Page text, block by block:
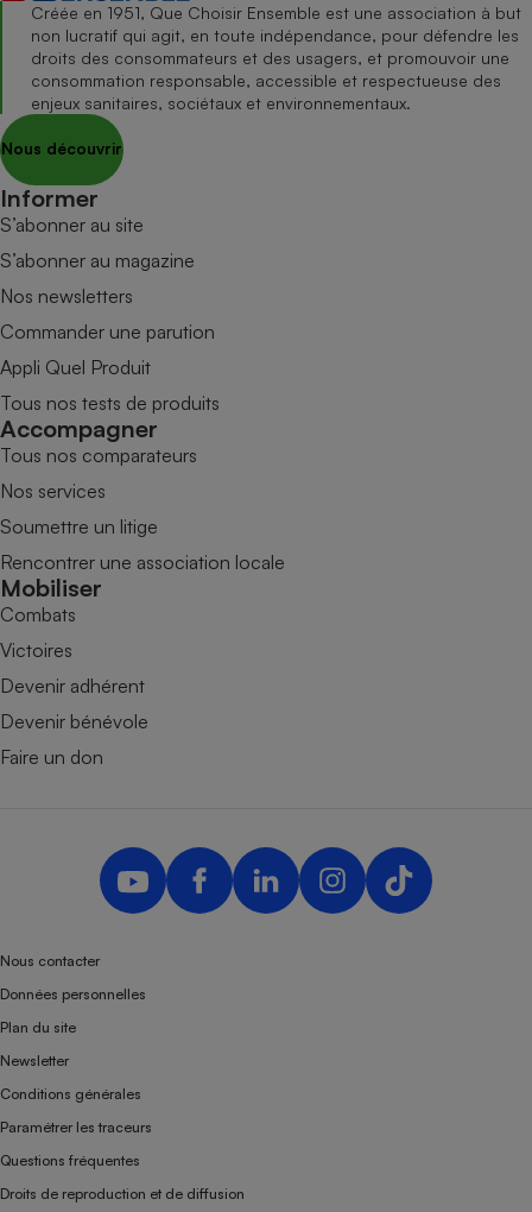
Créée en 1951, Que Choisir Ensemble est une association à but
non lucratif qui agit, en toute indépendance, pour défendre les
droits des consommateurs et des usagers, et promouvoir une
consommation responsable, accessible et respectueuse des
enjeux sanitaires, sociétaux et environnementaux.
Nous découvrir
Informer
S’abonner au site
S’abonner au magazine
Nos newsletters
Commander une parution
Appli Quel Produit
Tous nos tests de produits
Accompagner
Tous nos comparateurs
Nos services
Soumettre un litige
Rencontrer une association locale
Mobiliser
Combats
Victoires
Devenir adhérent
Devenir bénévole
Faire un don
Nous contacter
Données personnelles
Plan du site
Newsletter
Conditions générales
Paramétrer les traceurs
Questions fréquentes
Droits de reproduction et de diffusion